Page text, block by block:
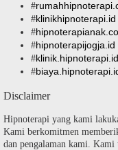
#
#klinikhipnoterapi.id
#
#hipnoterapijogja.id
#klinik.hipnoterapi.id
#
Disclaimer
Hipnoterapi yang kami
Kami berkomitmen
dan pengalaman kami. Kami